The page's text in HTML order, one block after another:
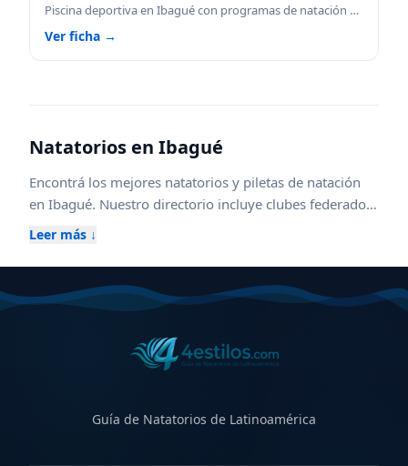
Piscina deportiva en Ibagué con programas de natación para todas las edades.
Ver ficha →
Natatorios en Ibagué
Encontrá los mejores natatorios y piletas de natación
en Ibagué. Nuestro directorio incluye clubes federados,
escuelas de natación para niños y adultos, piletas
con aqua gym, waterpolo y kinesiología acuática.
Compará horarios, ubicaciones, instalaciones y
servicios para elegir el natatorio ideal en
para entrenamiento competitivo, aprendizaje,
recreación o rehabilitación. Explorá zonas cercanas
Leer más ↓
Guía de Natatorios de Latinoamérica